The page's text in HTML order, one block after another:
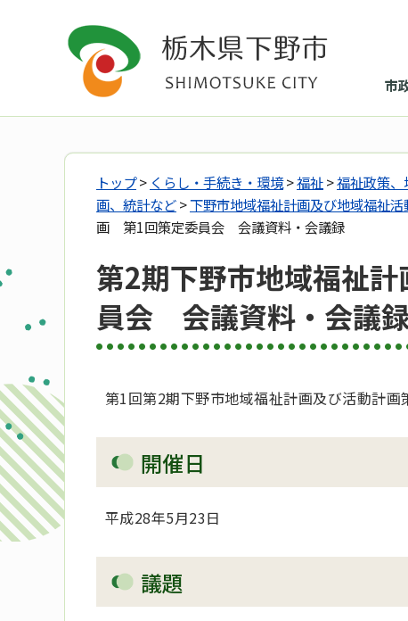
市
トップ> くらし・手続き・環境>福祉>福祉政策、
画、統計など>下野市地域福祉計画及び地域福祉活
画 第1回策定委員会 会議資料・会議録
第2期下野市地域福祉
員会 会議資料・会議
第1回第2期下野市地域福祉計画及び活動計画
開催日
平成28年5月23日
議題